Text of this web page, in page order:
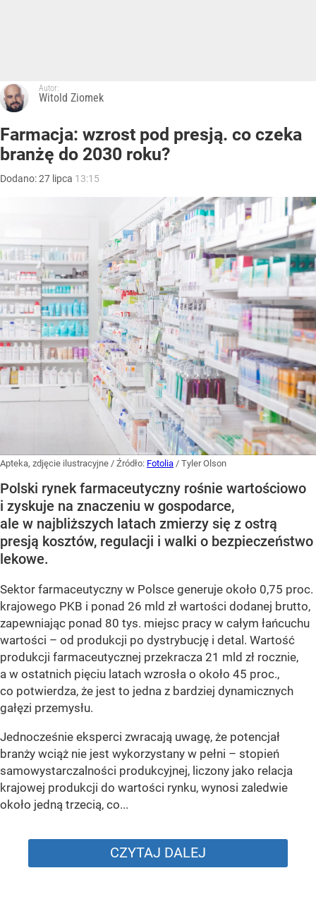
Autor:
Witold Ziomek
Farmacja: wzrost pod presją. co czeka
branżę do 2030 roku?
Dodano:27 lipca 13:15
Apteka, zdjęcie ilustracyjne / Źródło: Fotolia / Tyler Olson
Polski rynek farmaceutyczny rośnie wartościowo
i zyskuje na znaczeniu w gospodarce,
ale w najbliższych latach zmierzy się z ostrą
presją kosztów, regulacji i walki o bezpieczeństwo
lekowe.
Sektor farmaceutyczny w Polsce generuje około 0,75 proc.
krajowego PKB i ponad 26 mld zł wartości dodanej brutto,
zapewniając ponad 80 tys. miejsc pracy w całym łańcuchu
wartości – od produkcji po dystrybucję i detal. Wartość
produkcji farmaceutycznej przekracza 21 mld zł rocznie,
a w ostatnich pięciu latach wzrosła o około 45 proc.,
co potwierdza, że jest to jedna z bardziej dynamicznych
gałęzi przemysłu.
Jednocześnie eksperci zwracają uwagę, że potencjał
branży wciąż nie jest wykorzystany w pełni – stopień
samowystarczalności produkcyjnej, liczony jako relacja
krajowej produkcji do wartości rynku, wynosi zaledwie
około jedną trzecią, co...
CZYTAJ DALEJ